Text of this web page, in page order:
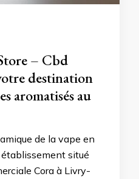
– Cbd
destination
aromatisés au
de la vape en
situé
Cora à Livry-